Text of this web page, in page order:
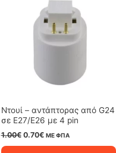
Ντουί – αντάπτορας από G24
σε E27/E26 με 4 pin
1.00€ Original
0.70€ΗΜΕ ΦΠΑ